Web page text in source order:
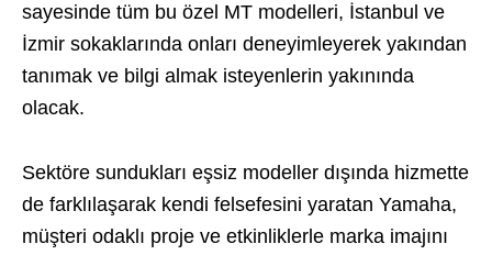
sayesinde tüm bu özel MT modelleri, İstanbul ve
İzmir sokaklarında onları deneyimleyerek yakından
tanımak ve bilgi almak isteyenlerin yakınında
olacak.
Sektöre sundukları eşsiz modeller dışında hizmette
de farklılaşarak kendi felsefesini yaratan Yamaha,
müşteri odaklı proje ve etkinliklerle marka imajını